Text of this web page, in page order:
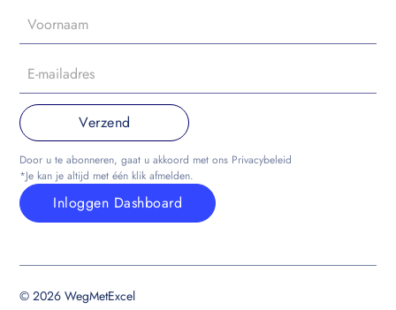
Door u te abonneren, gaat u akkoord met ons Privacybeleid
*Je kan je altijd met één klik afmelden.
Inloggen Dashboard
© 2026 WegMetExcel